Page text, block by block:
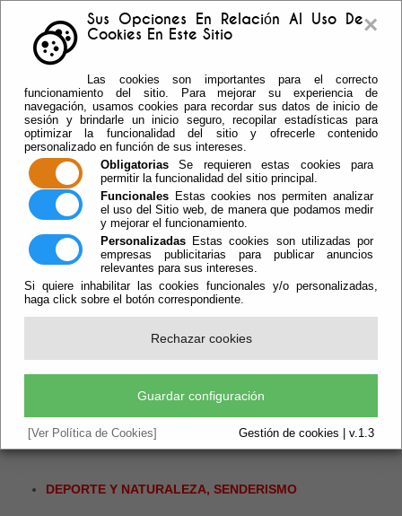
×
Sus Opciones En Relación Al Uso De
Cookies En Este Sitio
Las cookies son importantes para el correcto
funcionamiento del sitio. Para mejorar su experiencia de
navegación, usamos cookies para recordar sus datos de inicio de
sesión y brindarle un inicio seguro, recopilar estadísticas para
optimizar la funcionalidad del sitio y ofrecerle contenido
personalizado en función de sus intereses.
Obligatorias Se requieren estas cookies para
permitir la funcionalidad del sitio principal.
Funcionales Estas cookies nos permiten analizar
el uso del Sitio web, de manera que podamos medir
y mejorar el funcionamiento.
Personalizadas Estas cookies son utilizadas por
empresas publicitarias para publicar anuncios
relevantes para sus intereses.
Si quiere inhabilitar las cookies funcionales y/o personalizadas,
haga click sobre el botón correspondiente.
Rechazar cookies
Guardar configuración
[Ver Política de Cookies] Gestión de cookies | v.1.3
Telf: 950.55.30.69 -
950.55.36.37 Fax: 950.55.35.41
Escuchar
ACTIVIDADES PERMANENTES DE DEPORTE
DEPORTE Y NATURALEZA, SENDERISMO